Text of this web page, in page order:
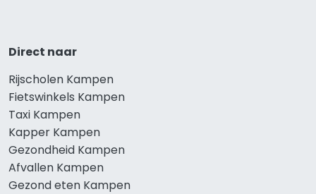
Direct naar
Rijscholen Kampen
Fietswinkels Kampen
Taxi Kampen
Kapper Kampen
Gezondheid Kampen
Afvallen Kampen
Gezond eten Kampen